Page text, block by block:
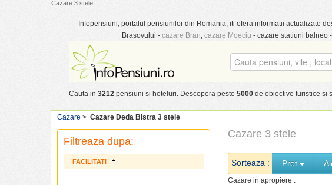
Cazare 3 stele
Infopensiuni, portalul pensiunilor din Romania, iti ofera informatii actualizate
Brasovului - cazare Bran, cazare Moeciu - cazare statiuni balneo -
Cauta in 3212 pensiuni si hoteluri. Descopera peste 5000 de obiective turistice si
Cazare > Cazare Deda Bistra 3 stele
Filtreaza dupa:
FACILITATI
Cazare 3 stele
Sorteaza : Pret
Cazare in apropiere :